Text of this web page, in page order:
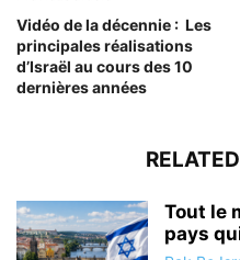
Vidéo de la décennie : Les
principales réalisations
d’Israël au cours des 10
dernières années
Tout le
pays